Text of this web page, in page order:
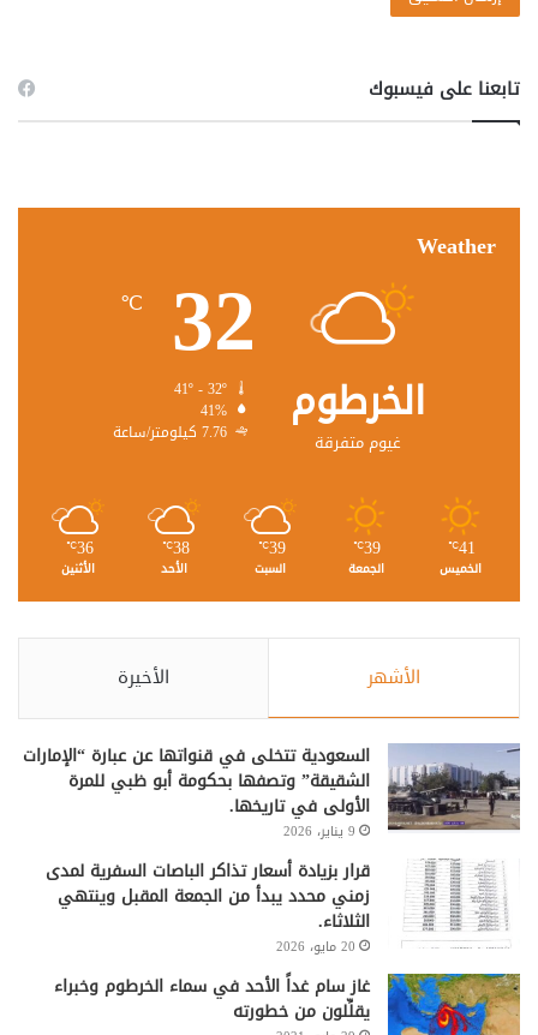
تابعنا على فيسبوك
Weather
الخرطوم
غيوم متفرقة
32
℃
41%
7.76 كيلومتر/ساعة
41
℃
الخميس
39
℃
الجمعة
39
℃
السبت
38
℃
الأحد
36
℃
الأثنين
الأشهر الأخيرة
السعودية تتخلى في قنواتها عن عبارة “الإمارات
الشقيقة” وتصفها بحكومة أبو ظبي للمرة
الأولى في تاريخها.
9 يناير، 2026
قرار بزيادة أسعار تذاكر الباصات السفرية لمدى
زمني محدد يبدأ من الجمعة المقبل وينتهي
الثلاثاء.
20 مايو، 2026
غاز سام غداً الأحد في سماء الخرطوم وخبراء
يقلِّلون من خطورته